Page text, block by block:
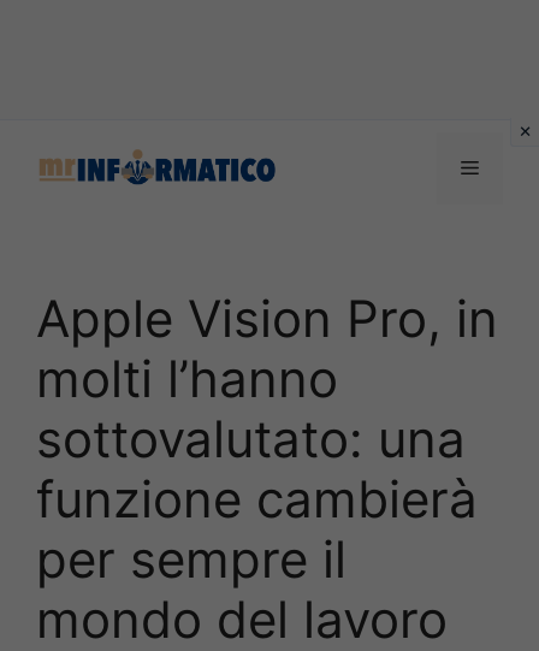
Menu
Apple Vision Pro, in
molti l’hanno
sottovalutato: una
funzione cambierà
per sempre il
mondo del lavoro